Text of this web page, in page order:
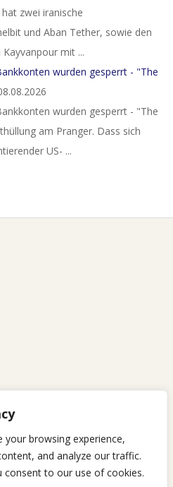
your browsing experience,
and analyze our traffic.
consent to our use of cookies.
zwei iranische
und Aban Tether, sowie den
mit ...
wurden gesperrt - "The
wurden gesperrt - "The
am Pranger. Dass sich
US- ...